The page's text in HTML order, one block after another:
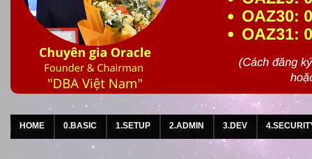
HOME 0.BASIC 1.SETUP 2.ADMIN 3.DEV